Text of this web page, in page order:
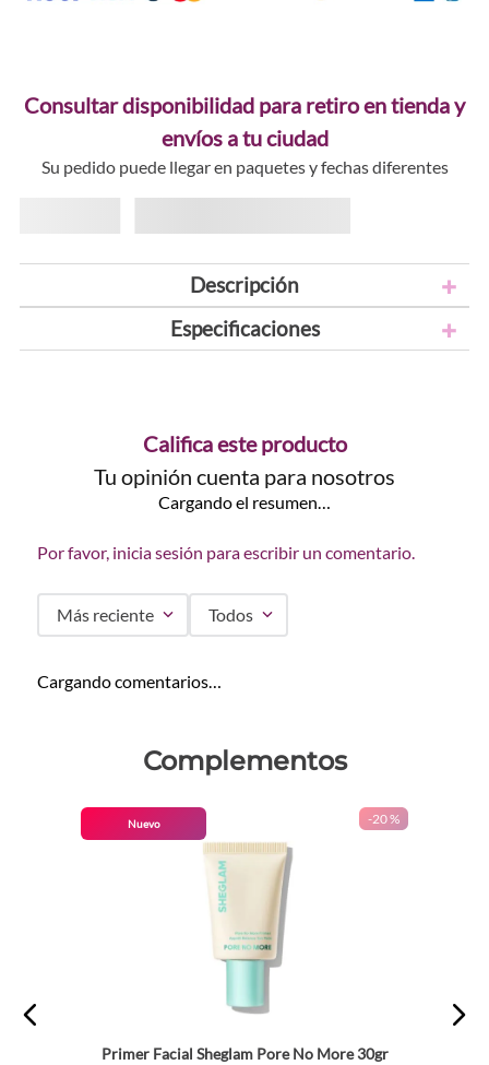
Consultar disponibilidad para retiro en tienda y
envíos a tu ciudad
Su pedido puede llegar en paquetes y fechas diferentes
Descripción
Especificaciones
Califica este producto
Tu opinión cuenta para nosotros
Cargando el resumen…
Por favor, inicia sesión para escribir un comentario.
Más reciente Todos
Cargando comentarios…
Complementos
Nuevo -20 %
Primer Facial Sheglam Pore No More 30gr